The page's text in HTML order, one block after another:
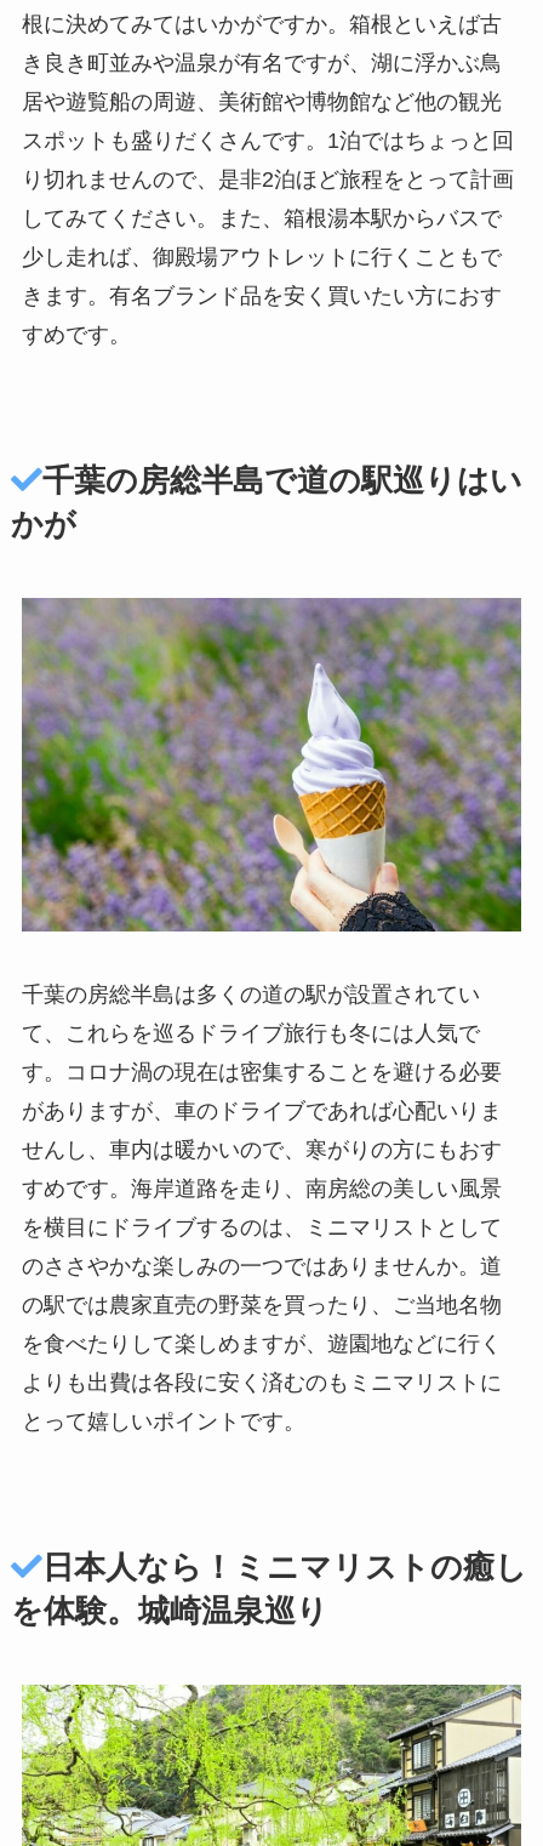
根に決めてみてはいかがですか。箱根といえば古
き良き町並みや温泉が有名ですが、湖に浮かぶ鳥
居や遊覧船の周遊、美術館や博物館など他の観光
スポットも盛りだくさんです。1泊ではちょっと回
り切れませんので、是非2泊ほど旅程をとって計画
してみてください。また、箱根湯本駅からバスで
少し走れば、御殿場アウトレットに行くこともで
きます。有名ブランド品を安く買いたい方におす
すめです。
千葉の房総半島で道の駅巡りはい
かが
千葉の房総半島は多くの道の駅が設置されてい
て、これらを巡るドライブ旅行も冬には人気で
す。コロナ渦の現在は密集することを避ける必要
がありますが、車のドライブであれば心配いりま
せんし、車内は暖かいので、寒がりの方にもおす
すめです。海岸道路を走り、南房総の美しい風景
を横目にドライブするのは、ミニマリストとして
のささやかな楽しみの一つではありませんか。道
の駅では農家直売の野菜を買ったり、ご当地名物
を食べたりして楽しめますが、遊園地などに行く
よりも出費は各段に安く済むのもミニマリストに
とって嬉しいポイントです。
日本人なら！ミニマリストの癒し
を体験。城崎温泉巡り